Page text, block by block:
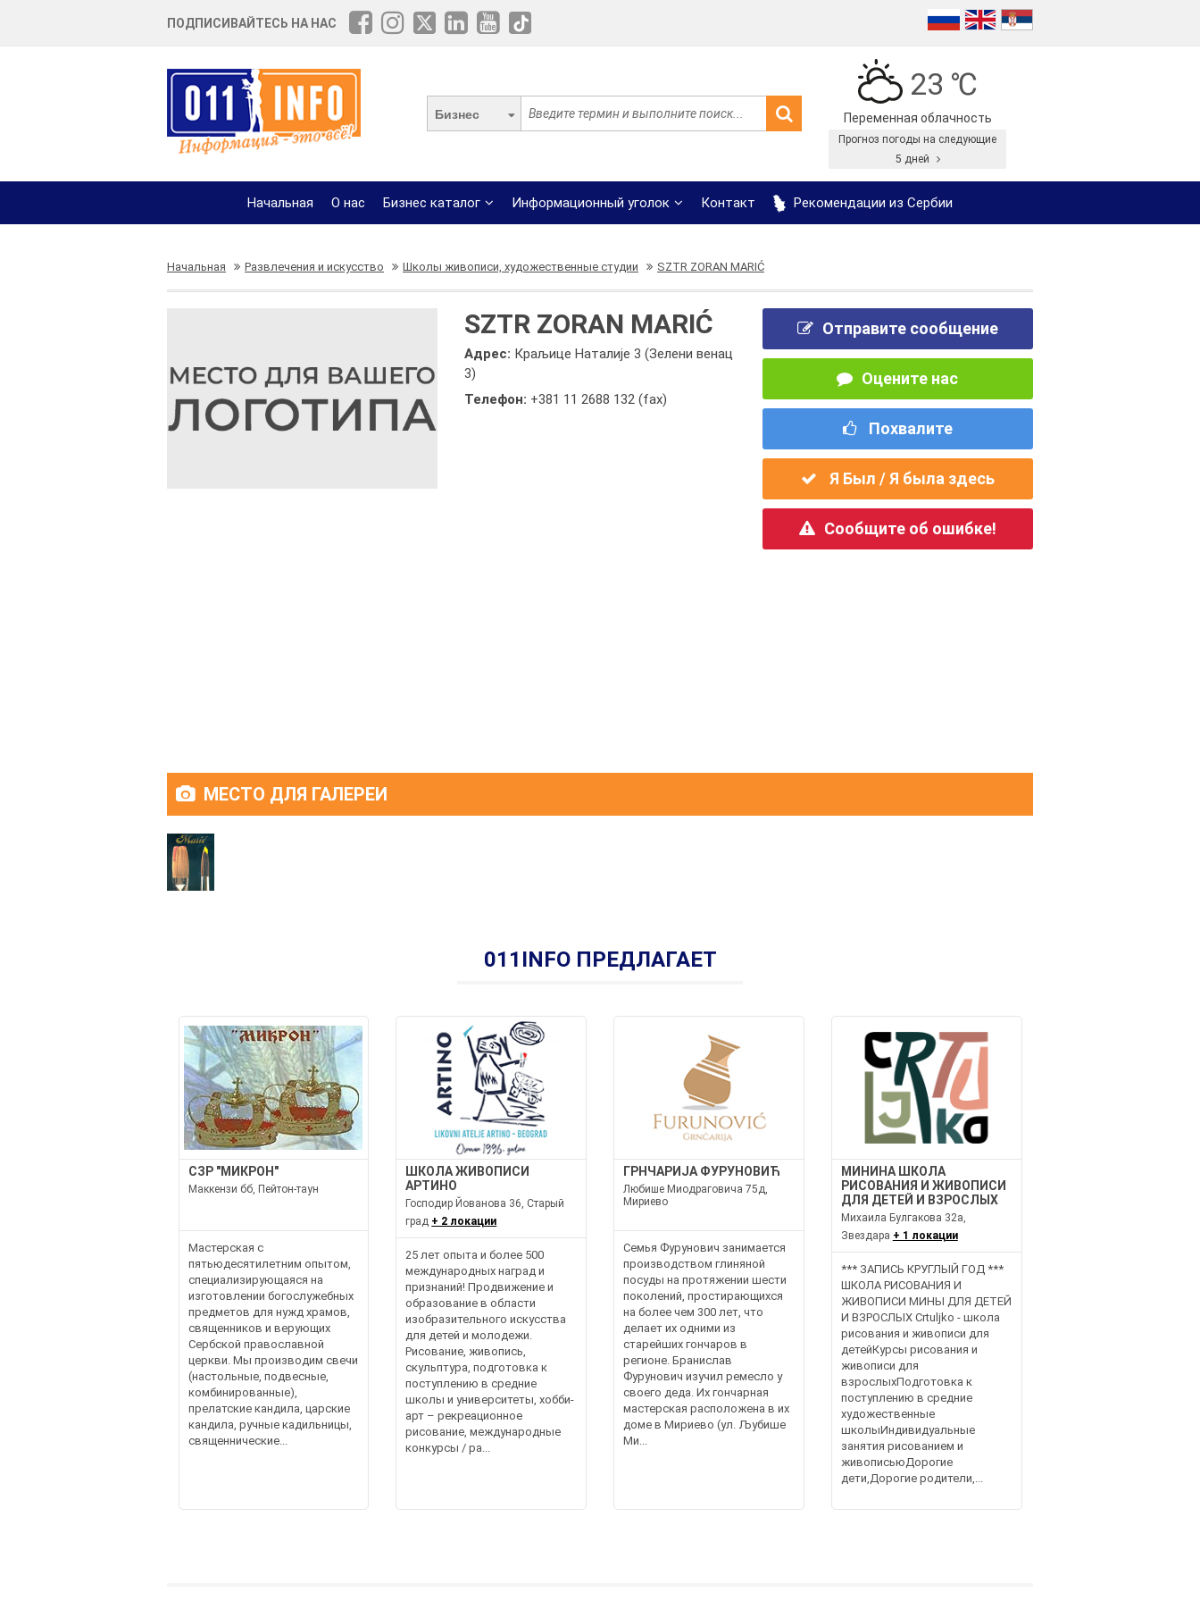
ПОДПИСИВАЙТЕСЬ НА НАС
Бизнес
23 ℃
Переменная облачность
Прогноз погоды на следующие
5 дней
Начальная О нас Бизнес каталог Информационный уголок Контакт Рекомендации из Сербии
Начальная Развлечения и искусство Школы живописи, художественные студии SZTR ZORAN MARIĆ
SZTR ZORAN MARIĆ
Адрес: Краљице Наталије 3 (Зелени венац
3)
Телефон: +381 11 2688 132 (fax)
Отправите сообщение
Оцените нас
Похвалите
Я Был / Я была здесь
Сообщите об ошибке!
МЕСТО ДЛЯ ГАЛЕРЕИ
011INFO ПРЕДЛАГАЕТ
СЗР "МИКРОН"
Маккензи бб, Пейтон-таун
Мастерская с
пятьюдесятилетним опытом,
специализирующаяся на
изготовлении богослужебных
предметов для нужд храмов,
священников и верующих
Сербской православной
церкви. Мы производим свечи
(настольные, подвесные,
комбинированные),
прелатские кандила, царские
кандила, ручные кадильницы,
священнические...
ШКОЛА ЖИВОПИСИ
АРТИНО
Господир Йованова 36, Старый
град + 2 локации
25 лет опыта и более 500
международных наград и
признаний! Продвижение и
образование в области
изобразительного искусства
для детей и молодежи.
Рисование, живопись,
скульптура, подготовка к
поступлению в средние
школы и университеты, хобби-
арт – рекреационное
рисование, международные
конкурсы / ра...
ГРНЧАРИЈА ФУРУНОВИЋ
Любише Миодраговича 75д,
Мириево
Семья Фурунович занимается
производством глиняной
посуды на протяжении шести
поколений, простирающихся
на более чем 300 лет, что
делает их одними из
старейших гончаров в
регионе. Бранислав
Фурунович изучил ремесло у
своего деда. Их гончарная
мастерская расположена в их
доме в Мириево (ул. Љубише
Ми...
МИНИНА ШКОЛА
РИСОВАНИЯ И ЖИВОПИСИ
ДЛЯ ДЕТЕЙ И ВЗРОСЛЫХ
Михаила Булгакова 32а,
Звездара + 1 локации
*** ЗАПИСЬ КРУГЛЫЙ ГОД ***
ШКОЛА РИСОВАНИЯ И
ЖИВОПИСИ МИНЫ ДЛЯ ДЕТЕЙ
И ВЗРОСЛЫХ Crtuljko - школа
рисования и живописи для
детейКурсы рисования и
живописи для
взрослыхПодготовка к
поступлению в средние
художественные
школыИндивидуальные
занятия рисованием и
живописьюДорогие
дети,Дорогие родители,...